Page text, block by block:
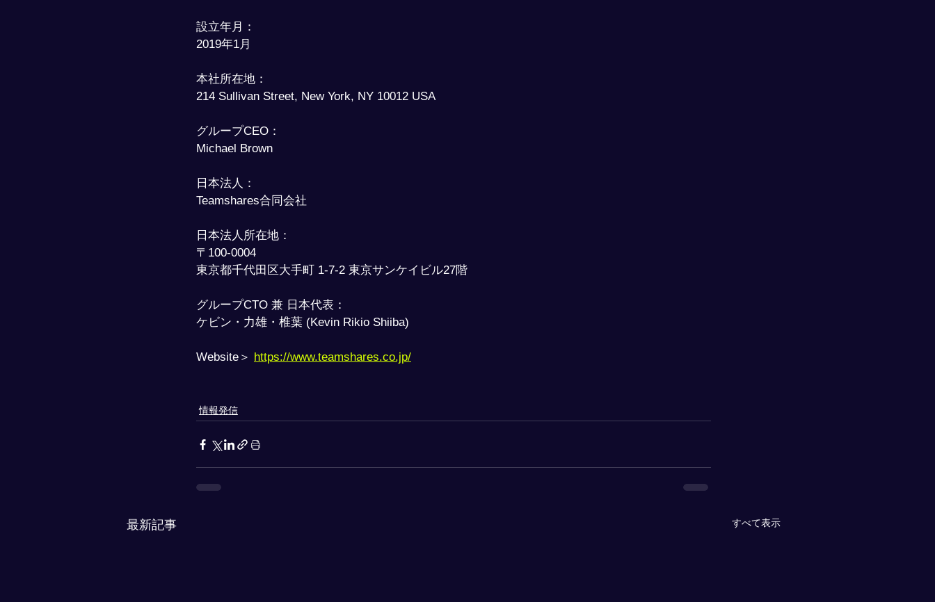
設立年月：
2019年1月
本社所在地：
214 Sullivan Street, New York, NY 10012 USA
グループCEO：
Michael Brown
​日本法人：
Teamshares合同会社
日本法人所在地：
〒100-0004
東京都千代田区大手町 1-7-2 東京サンケイビル27階
グループCTO 兼 日本代表：
ケビン・力雄・椎葉 (Kevin Rikio Shiiba)
Website＞ https://www.teamshares.co.jp/
情報発信
最新記事 すべて表示